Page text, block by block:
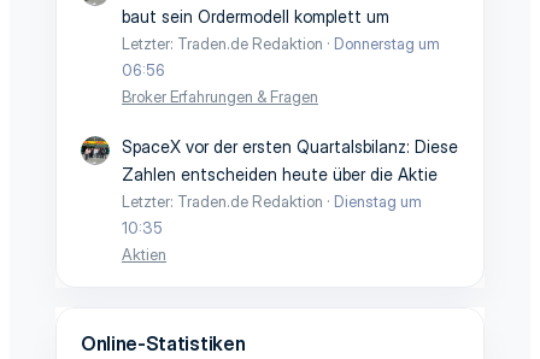
baut sein Ordermodell komplett um
Letzter: Traden.de Redaktion
Donnerstag um
06:56
Broker Erfahrungen & Fragen
SpaceX vor der ersten Quartalsbilanz: Diese
Zahlen entscheiden heute über die Aktie
Letzter: Traden.de Redaktion
Dienstag um
10:35
Aktien
Online-Statistiken